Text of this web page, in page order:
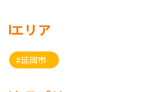
エリア
#延岡市